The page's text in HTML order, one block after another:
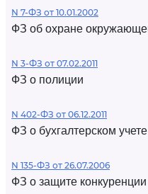
N 7-ФЗ от 10.01.2002
ФЗ об охране
N 3-ФЗ от 07.02.2011
ФЗ о полиции
N 402-ФЗ от 06.12.2011
ФЗ о бухгалтерском учете
N 135-ФЗ от 26.07.2006
ФЗ о защите конкуренции